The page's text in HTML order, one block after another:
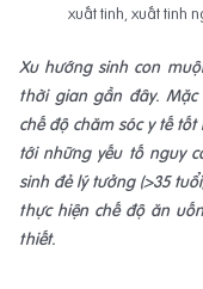
xuất tinh, xuất tinh
Xu hướng sinh con
thời gian gần đây.
chế độ chăm sóc y tế
tới những yếu tố nguy
sinh đẻ lý tưởng (>35
thực hiện chế độ ăn
thiết.